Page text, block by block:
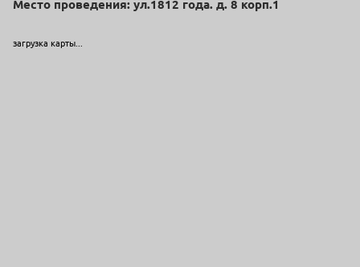
Место проведения: ул.1812 года. д. 8 корп.1
загрузка карты...